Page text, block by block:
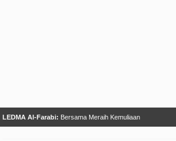
LEDMA Al-Farabi: Bersama Meraih Kemuliaan